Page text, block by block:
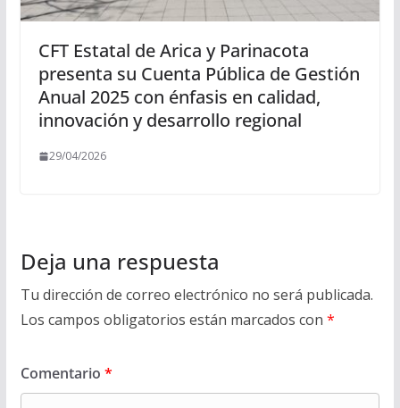
CFT Estatal de Arica y Parinacota
presenta su Cuenta Pública de Gestión
Anual 2025 con énfasis en calidad,
innovación y desarrollo regional
29/04/2026
Deja una respuesta
Tu dirección de correo electrónico no será publicada.
Los campos obligatorios están marcados con *
Comentario *